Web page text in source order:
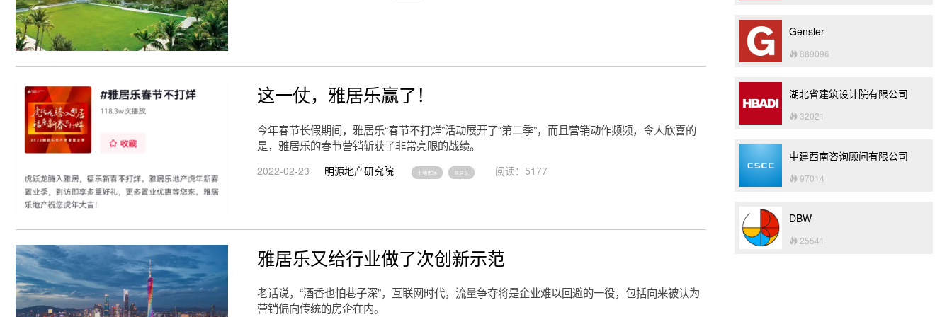
这一仗，雅居乐赢了！
今年春节长假期间，雅居乐“春节不打烊”活动展开了“第二季”，而且营销动作频频，令人欣喜的
是，雅居乐的春节营销斩获了非常亮眼的战绩。
2022-02-23 明源地产研究院 土地市场 雅居乐 阅读：5177
雅居乐又给行业做了次创新示范
老话说，“酒香也怕巷子深”，互联网时代，流量争夺将是企业难以回避的一役，包括向来被认为
营销偏向传统的房企在内。
Gensler
889096
湖北省建筑设计院有限公司
32021
中建西南咨询顾问有限公司
97014
DBW
25541